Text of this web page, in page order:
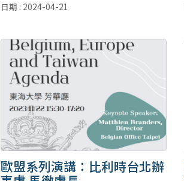
日期 : 2024-04-21
歐盟系列演講：比利時台北辦